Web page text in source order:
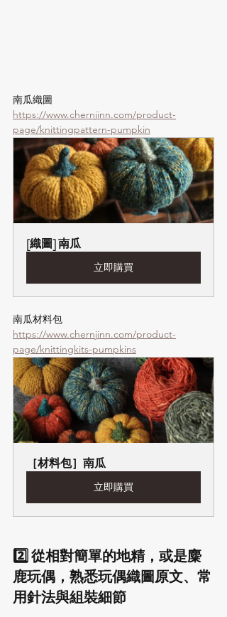
南瓜織圖
https://www.chernjinn.com/product-
page/knittingpattern-pumpkin
[織圖] 南瓜
立即購買
南瓜材料包
https://www.chernjinn.com/product-
page/knittingkits-pumpkins
［材料包］南瓜
立即購買
2️⃣ 從相對簡單的地精，或是麋
鹿玩偶，熟悉玩偶織圖原文、常
用針法與組裝細節